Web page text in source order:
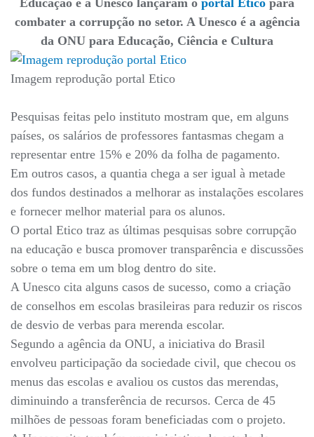
Educação e a Unesco lançaram o portal Etico para
combater a corrupção no setor. A Unesco é a agência
da ONU para Educação, Ciência e Cultura
Imagem reprodução portal Etico
Pesquisas feitas pelo instituto mostram que, em alguns
países, os salários de professores fantasmas chegam a
representar entre 15% e 20% da folha de pagamento.
Em outros casos, a quantia chega a ser igual à metade
dos fundos destinados a melhorar as instalações escolares
e fornecer melhor material para os alunos.
O portal Etico traz as últimas pesquisas sobre corrupção
na educação e busca promover transparência e discussões
sobre o tema em um blog dentro do site.
A Unesco cita alguns casos de sucesso, como a criação
de conselhos em escolas brasileiras para reduzir os riscos
de desvio de verbas para merenda escolar.
Segundo a agência da ONU, a iniciativa do Brasil
envolveu participação da sociedade civil, que checou os
menus das escolas e avaliou os custos das merendas,
diminuindo a transferência de recursos. Cerca de 45
milhões de pessoas foram beneficiadas com o projeto.